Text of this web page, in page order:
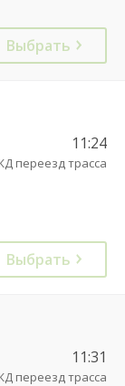
Выбрать
11:24
переезд трасса
Выбрать
11:31
переезд трасса